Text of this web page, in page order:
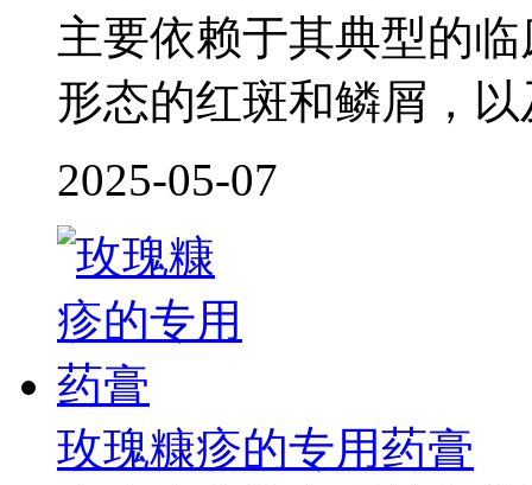
主要依赖于其典型的
形态的红斑和鳞屑，
2025-05-07
玫瑰糠疹的专用药膏